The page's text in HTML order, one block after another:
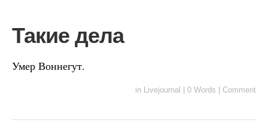
Такие дела
Умер Воннегут.
in Livejournal 0 Words Comment